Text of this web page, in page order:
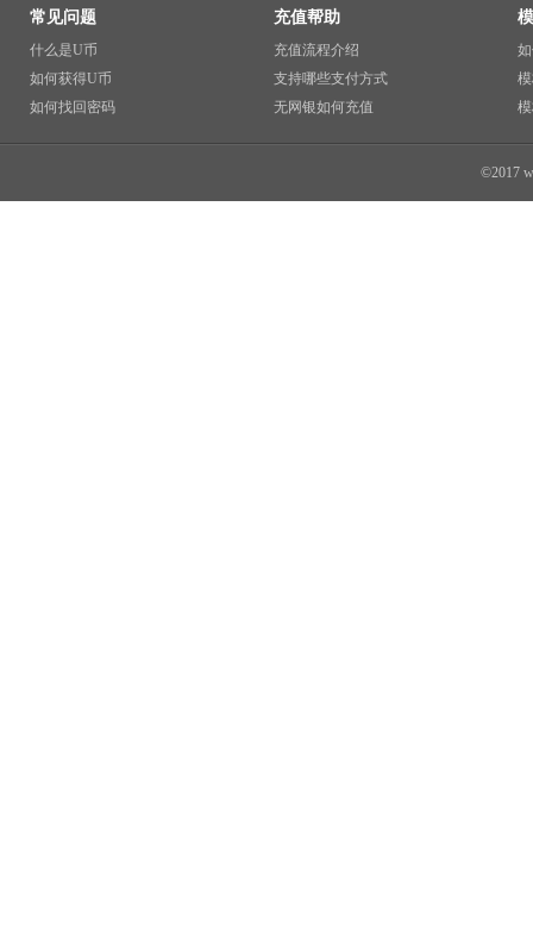
常见问题
什么是U币
如何获得U币
如何找回密码
充值帮助
充值流程介绍
支持哪些支付方式
无网银如何充值
©2017